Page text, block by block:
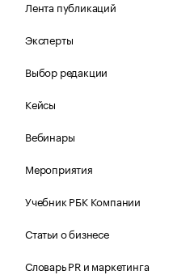
Лента публикаций
Эксперты
Выбор редакции
Кейсы
Вебинары
Мероприятия
Учебник РБК Компании
Статьи о бизнесе
Словарь PR и маркетинга